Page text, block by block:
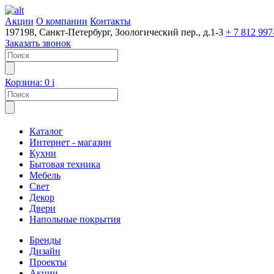
Акции О компании Контакты
197198, Санкт-Петербург, Зоологический пер., д.1-3 + 7 812
Заказать звонок
Корзина: 0 i
Каталог
Интернет - магазин
Кухни
Бытовая техника
Мебель
Свет
Декор
Двери
Напольные покрытия
Бренды
Дизайн
Проекты